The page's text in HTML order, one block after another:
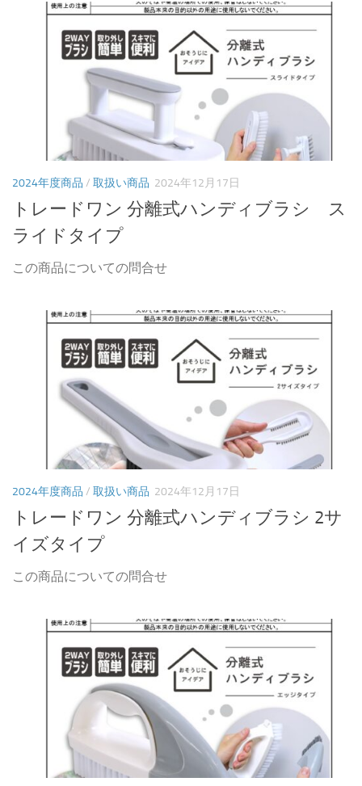
2024年度商品 / 取扱い商品 2024年12月17日
トレードワン 分離式ハンディブラシ ス
ライドタイプ
この商品についての問合せ
2024年度商品 / 取扱い商品 2024年12月17日
トレードワン 分離式ハンディブラシ 2サ
イズタイプ
この商品についての問合せ